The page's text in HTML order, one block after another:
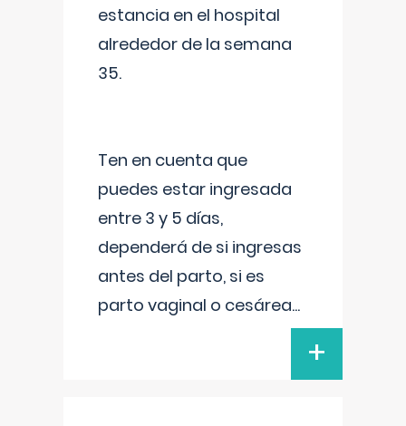
estancia en el hospital
alrededor de la semana
35.
Ten en cuenta que
puedes estar ingresada
entre 3 y 5 días,
dependerá de si ingresas
antes del parto, si es
parto vaginal o cesárea...
+